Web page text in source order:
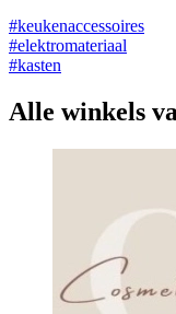
#keukenaccessoires
#elektromateriaal
#kasten
Alle winkels